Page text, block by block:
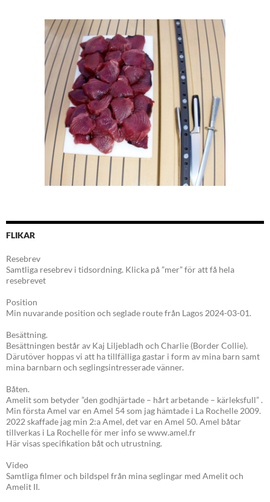
FLIKAR
Resebrev
Samtliga resebrev i tidsordning. Klicka på ”mer” för att få hela
resebrevet
Position
Min nuvarande position och seglade route från Lagos 2024-03-01.
Besättning.
Besättningen består av Kaj Liljebladh och Charlie (Border Collie).
Därutöver hoppas vi att ha tillfälliga gastar i form av mina barn samt
mina barnbarn och seglingsintresserade vänner.
Båten.
Amelit som betyder ”den godhjärtade – hårt arbetande – kärleksfull” .
Min första Amel var en Amel 54 som jag hämtade i La Rochelle 2009.
2022 skaffade jag min 2:a Amel, det var en Amel 50. Amel båtar
tillverkas i La Rochelle för mer info se www.amel.fr
Här visas specifikation båt och utrustning.
Video
Samtliga filmer och bildspel från mina seglingar med Amelit och
Amelit II.